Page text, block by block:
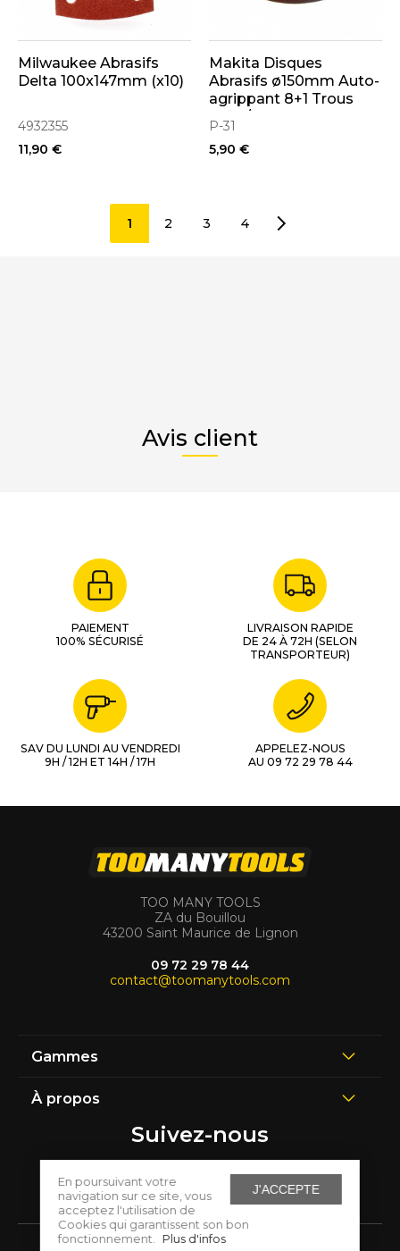
J'ACCEPTE
En poursuivant votre
navigation sur ce site, vous
acceptez l'utilisation de
Cookies qui garantissent son bon
fonctionnement.
Plus d'infos
Milwaukee Abrasifs
Delta 100x147mm (x10)
4932355
11,90 €
Makita Disques
Abrasifs ø150mm Auto-
agrippant 8+1 Trous
(bois/métal)
P-31
5,90 €
1 2 3 4
Avis client
PAIEMENT
100% SÉCURISÉ
LIVRAISON RAPIDE
DE 24 À 72H (SELON
TRANSPORTEUR)
SAV DU LUNDI AU VENDREDI
9H / 12H ET 14H / 17H
APPELEZ-NOUS
AU 09 72 29 78 44
TOO MANY TOOLS
ZA du Bouillou
43200 Saint Maurice de Lignon
09 72 29 78 44
contact@toomanytools.com
Gammes
À propos
Suivez-nous